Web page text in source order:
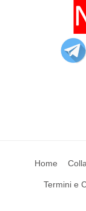
Home
Termini e